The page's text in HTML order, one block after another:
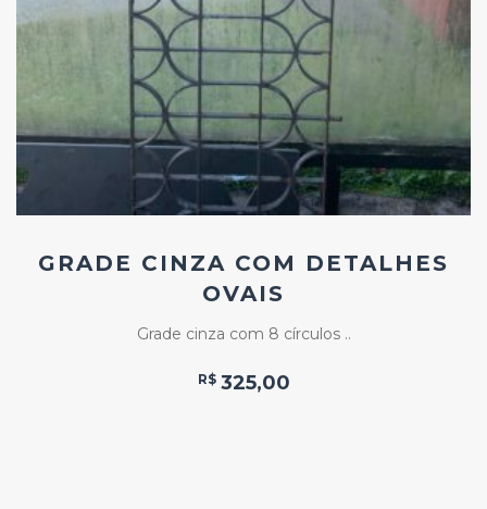
ao
Favoritos
GRADE CINZA COM DETALHES
OVAIS
Grade cinza com 8 círculos ..
R$ 325,00